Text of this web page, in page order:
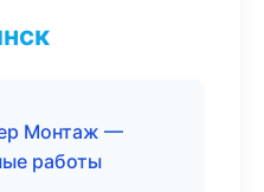
Монтаж —
работы